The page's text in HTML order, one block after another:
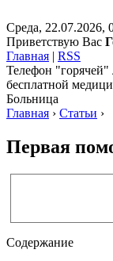
Среда, 22.07.2026,
Приветствую Вас
Главная | RSS
Телефон "горячей"
бесплатной
Больница
Главная › Статьи ›
Первая
Содержание